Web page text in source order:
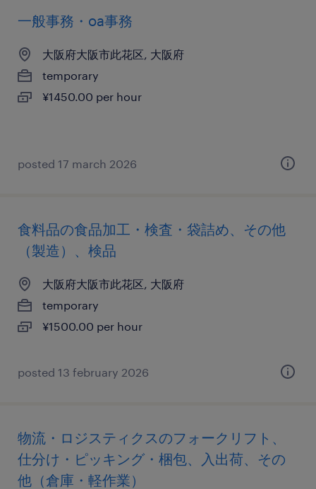
一般事務・oa事務
大阪府大阪市此花区, 大阪府
temporary
¥1450.00 per hour
posted 17 march 2026
食料品の食品加工・検査・袋詰め、その他
（製造）、検品
大阪府大阪市此花区, 大阪府
temporary
¥1500.00 per hour
posted 13 february 2026
物流・ロジスティクスのフォークリフト、
仕分け・ピッキング・梱包、入出荷、その
他（倉庫・軽作業）